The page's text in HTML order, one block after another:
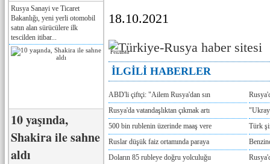
Rusya Sanayi ve Ticaret
Bakanlığı, yeni yerli otomobil
satın alan sürücülere ilk
tescilden itibar...
10 yaşında,
Shakira ile sahne
aldı
18.10.2021
Реклама
İLGİLİ HABERLER
ABD'li çiftçi: "Ailem Rusya'dan sın
Rusya'da vatandaşlıktan çıkmak artı
500 bin rublenin üzerinde maaş vere
Türk
Ruslar düşük faiz ortamında paraya
Doların 85 rubleye doğru yolculuğu